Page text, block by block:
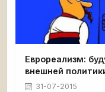
Еврореализм:
внешней
31-07-2015